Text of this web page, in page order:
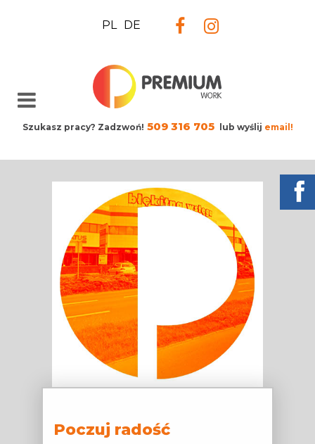
PL DE
Szukasz pracy? Zadzwoń! 509 316 705 lub wyślij email!
Poczuj radość